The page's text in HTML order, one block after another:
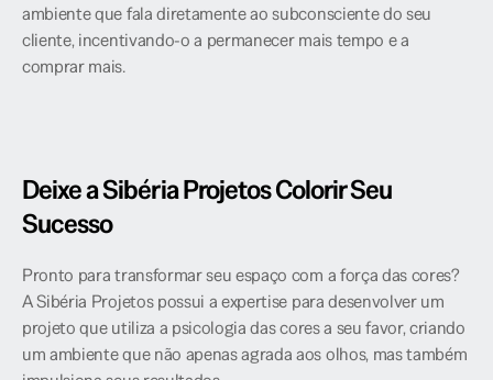
ambiente que fala diretamente ao subconsciente do seu
cliente, incentivando-o a permanecer mais tempo e a
comprar mais.
Deixe a Sibéria Projetos Colorir Seu
Sucesso
Pronto para transformar seu espaço com a força das cores?
A Sibéria Projetos possui a expertise para desenvolver um
projeto que utiliza a psicologia das cores a seu favor, criando
um ambiente que não apenas agrada aos olhos, mas também